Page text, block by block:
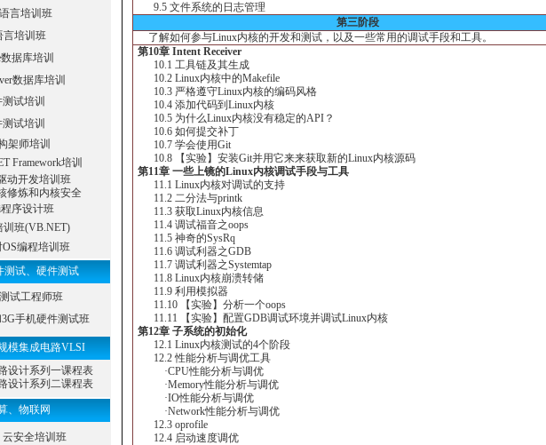
言培训班
言培训班
据库培训
数据库培训
试培训
试培训
架师培训
Framework培训
动开发培训班
修炼和内核安全
序设计班
训班(VB.NET)
编程培训班
测试、硬件测试
试工程师班
手机硬件测试班
模集成电路VLSI
设计系列一课程表
设计系列二课程表
、物联网
云安全培训班
了解如何参与Linux内核的开发和测试，以及一些常用的调试手段和工具。
第10章 Intent Receiver
10.1 工具链及其生成
10.2 Linux内核中的Makefile
10.3 严格遵守Linux内核的编码风格
10.4 添加代码到Linux内核
10.5 为什么Linux内核没有稳定的API？
10.6 如何提交补丁
10.7 学会使用Git
10.8 【实验】安装Git并用它来来获取新的Linux内核源码
第11章 一些上镜的Linux内核调试手段与工具
11.1 Linux内核对调试的支持
11.2 二分法与printk
11.3 获取Linux内核信息
11.4 调试福音之oops
11.5 神奇的SysRq
11.6 调试利器之GDB
11.7 调试利器之Systemtap
11.8 Linux内核崩溃转储
11.9 利用模拟器
11.10 【实验】分析一个oops
11.11 【实验】配置GDB调试环境并调试Linux内核
第12章 子系统的初始化
12.1 Linux内核测试的4个阶段
12.2 性能分析与调优工具
·CPU性能分析与调优
·Memory性能分析与调优
·IO性能分析与调优
·Network性能分析与调优
12.3 oprofile
12.4 启动速度调优
12.5 【实验】Linux内核性能测试并提交Linux内核测试报告